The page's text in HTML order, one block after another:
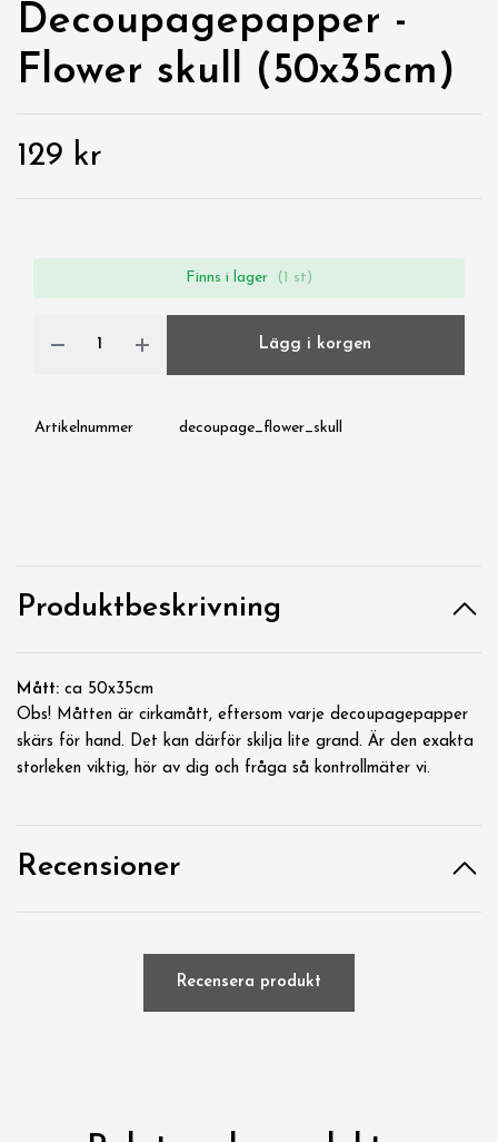
Decoupagepapper -
Flower skull (50x35cm)
129 kr
Finns i lager (1 st)
Lägg i korgen
Artikelnummer decoupage_flower_skull
Produktbeskrivning
Mått: ca 50x35cm
Obs! Måtten är cirkamått, eftersom varje decoupagepapper
skärs för hand. Det kan därför skilja lite grand. Är den exakta
storleken viktig, hör av dig och fråga så kontrollmäter vi.
Recensioner
Recensera produkt